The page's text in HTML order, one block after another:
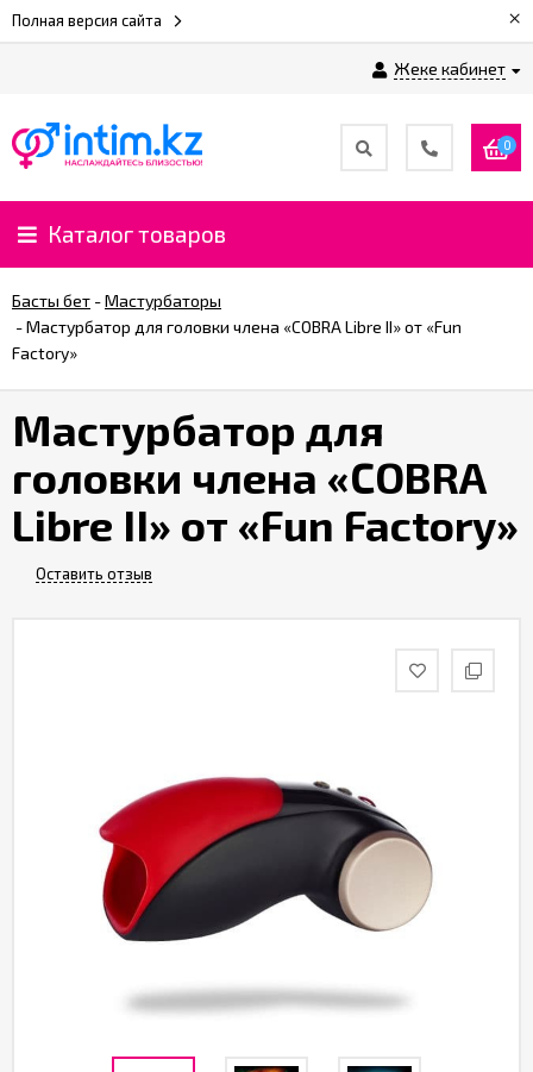
Полная версия сайта ×
Жеке кабинет
0
Каталог товаров
Басты бет -Мастурбаторы
-Мастурбатор для головки члена «COBRA Libre II» от «Fun
Factory»
Мастурбатор для
головки члена «COBRA
Libre II» от «Fun Factory»
Оставить отзыв